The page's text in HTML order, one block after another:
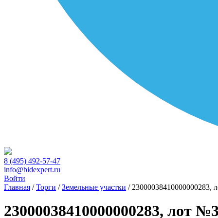
8 (495) 492-57-47
info@bidexpert.ru
Войти
Главная /Торги /Земельные участки / 23000038410000000283,
23000038410000000283, лот №3